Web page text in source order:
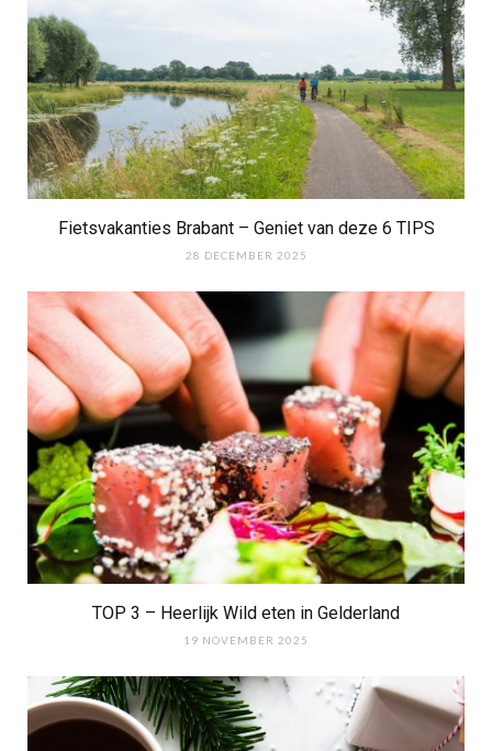
Fietsvakanties Brabant – Geniet van deze 6 TIPS
28 DECEMBER 2025
TOP 3 – Heerlijk Wild eten in Gelderland
19 NOVEMBER 2025